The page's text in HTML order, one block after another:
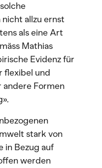
allzu ernst
als eine Art
Mathias
Evidenz für
flexibel und
Formen
stark von
in Bezug auf
werden